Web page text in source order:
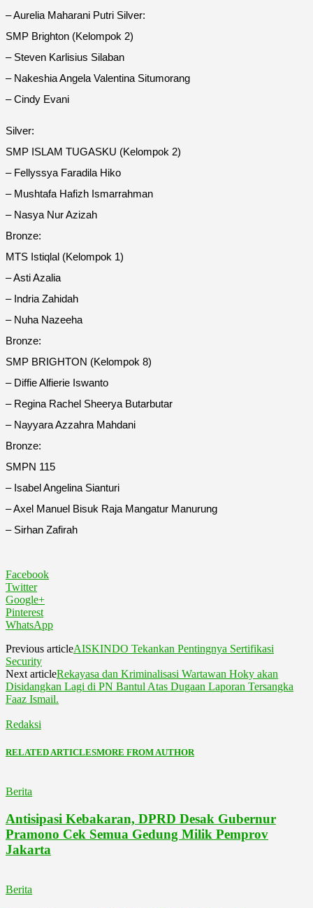
– Aurelia Maharani Putri Silver:
SMP Brighton (Kelompok 2)
– Steven Karlisius Silaban
– Nakeshia Angela Valentina Situmorang
– Cindy Evani
Silver:
SMP ISLAM TUGASKU (Kelompok 2)
– Fellyssya Faradila Hiko
– Mushtafa Hafizh Ismarrahman
– Nasya Nur Azizah
Bronze:
MTS Istiqlal (Kelompok 1)
– Asti Azalia
– Indria Zahidah
– Nuha Nazeeha
Bronze:
SMP BRIGHTON (Kelompok 8)
– Diffie Alfierie Iswanto
– Regina Rachel Sheerya Butarbutar
– Nayyara Azzahra Mahdani
Bronze:
SMPN 115
– Isabel Angelina Sianturi
– Axel Manuel Bisuk Raja Mangatur Manurung
– Sirhan Zafirah
Facebook
Twitter
Google+
Pinterest
WhatsApp
Previous articleAISKINDO Tekankan Pentingnya Sertifikasi
Security
Next articleRekayasa dan Kriminalisasi Wartawan Hoky akan
Disidangkan Lagi di PN Bantul Atas Dugaan Laporan Tersangka
Faaz Ismail.
Redaksi
RELATED ARTICLESMORE FROM AUTHOR
Berita
Antisipasi Kebakaran, DPRD Desak Gubernur
Pramono Cek Semua Gedung Milik Pemprov
Jakarta
Berita